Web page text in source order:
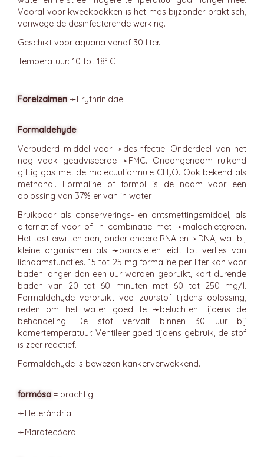
Vooral voor kweekbakken is het mos bijzonder praktisch,
vanwege de desinfecterende werking.
Geschikt voor aquaria vanaf 30 liter.
Temperatuur: 10 tot 18° C
Forelzalmen ➛Erythrinidae
Formaldehyde
Verouderd middel voor ➛desinfectie. Onderdeel van het
nog vaak geadviseerde ➛FMC. Onaangenaam ruikend
giftig gas met de molecuulformule CH₂O. Ook bekend als
methanal. Formaline of formol is de naam voor een
oplossing van 37% er van in water.
Bruikbaar als conserverings- en ontsmettingsmiddel, als
alternatief voor of in combinatie met ➛malachietgroen.
Het tast eiwitten aan, onder andere RNA en ➛DNA, wat bij
kleine organismen als ➛parasieten leidt tot verlies van
lichaamsfuncties. 15 tot 25 mg formaline per liter kan voor
baden langer dan een uur worden gebruikt, kort durende
baden van 20 tot 60 minuten met 60 tot 250 mg/l.
Formaldehyde verbruikt veel zuurstof tijdens oplossing,
reden om het water goed te ➛beluchten tijdens de
behandeling. De stof vervalt binnen 30 uur bij
kamertemperatuur. Ventileer goed tijdens gebruik, de stof
is zeer reactief.
Formaldehyde is bewezen kankerverwekkend.
formósa = prachtig.
➛Heterándria
➛Maratecóara